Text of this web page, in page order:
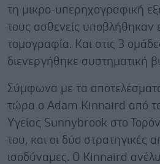
τη μικρο-υπερηχογραφική
τους ασθενείς υποβλήθηκαν
τομογραφία. Και στις 3
διενεργήθηκε συστηματική
Σύμφωνα με τα
τώρα ο Adam Kinnaird από
Υγείας Sunnybrook στο
του, και οι δύο στρατηγικές
ισοδύναμες. Ο Kinnaird